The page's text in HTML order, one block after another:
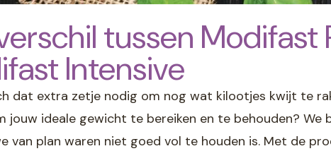
tussen Modifast
Intensive
dat extra zetje nodig om nog wat kilootjes kwijt te
jouw ideale gewicht te bereiken en te behouden? We
van plan waren niet goed vol te houden is. Met de